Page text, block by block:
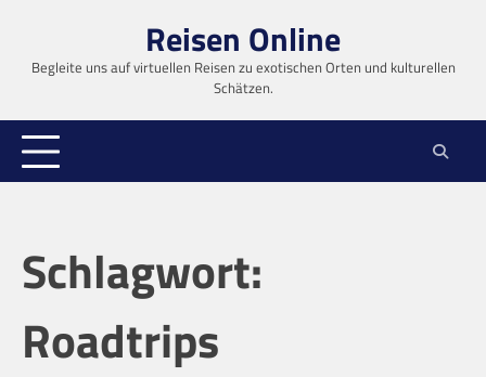
content
Reisen Online
Begleite uns auf virtuellen Reisen zu exotischen Orten und kulturellen
Schätzen.
Schlagwort:
Roadtrips